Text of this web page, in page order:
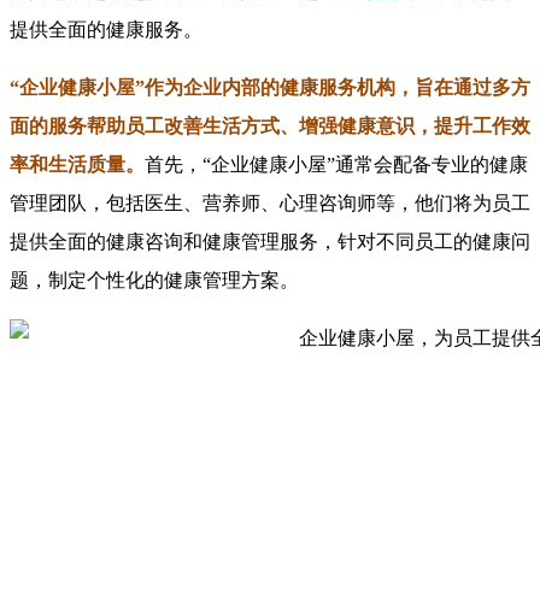
提供全面的健康服务。
“企业健康小屋”作为企业内部的健康服务机构，旨在通过多方
面的服务帮助员工改善生活方式、增强健康意识，提升工作效
率和生活质量。 首先，“企业健康小屋”通常会配备专业的健康
管理团队，包括医生、营养师、心理咨询师等，他们将为员工
提供全面的健康咨询和健康管理服务，针对不同员工的健康问
题，制定个性化的健康管理方案。